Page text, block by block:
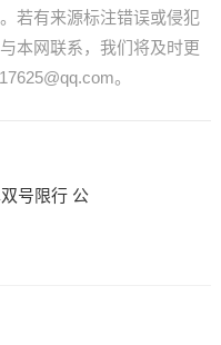
若有来源标注错误或侵犯
本网联系，我们将及时更
。
号限行 公